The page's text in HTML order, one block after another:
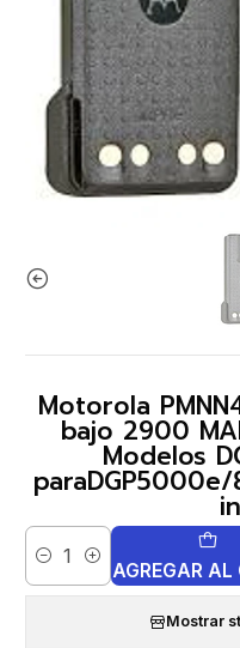
Motorola
bajo 2900
Modelos
Cantidad AGREGAR AL
Mostrar